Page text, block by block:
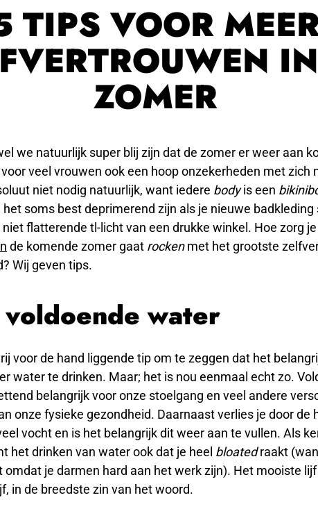
TIPS VOOR
ZOMER
we natuurlijk super blij zijn dat de zomer er weer aan
veel vrouwen ook een hoop onzekerheden met zich
niet nodig natuurlijk, want iedere bodyis een
het soms best deprimerend zijn als je nieuwe badkleding
flatterende tl-licht van een drukke winkel. Hoe zorg
de komende zomer gaat rockenmet het grootste
Wij geven tips.
water
voor de hand liggende tip om te zeggen dat het
water te drinken. Maar; het is nou eenmaal echt zo.
belangrijk voor onze stoelgang en veel andere
onze fysieke gezondheid. Daarnaast verlies je door de
vocht en is het belangrijk dit weer aan te vullen. Als
het drinken van water ook dat je heel bloatedraakt
omdat je darmen hard aan het werk zijn). Het mooiste
in de breedste zin van het woord.